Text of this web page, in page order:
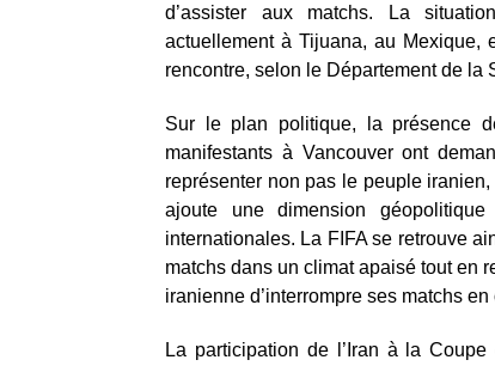
d’assister aux matchs. La
actuellement à Tijuana, au Mexique,
rencontre, selon le Département de la
Sur le plan politique, la présence
manifestants à Vancouver ont
représenter non pas le peuple
ajoute une dimension
internationales. La FIFA se retrouve
matchs dans un climat apaisé tout en
iranienne d’interrompre ses matchs
La participation de l’Iran à la